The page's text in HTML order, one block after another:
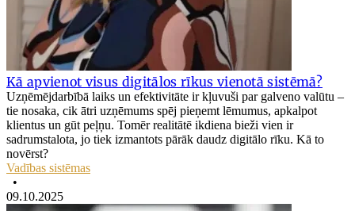
Kā apvienot visus digitālos rīkus vienotā sistēmā?
Uzņēmējdarbībā laiks un efektivitāte ir kļuvuši par galveno valūtu –
tie nosaka, cik ātri uzņēmums spēj pieņemt lēmumus, apkalpot
klientus un gūt peļņu. Tomēr realitātē ikdiena bieži vien ir
sadrumstalota, jo tiek izmantots pārāk daudz digitālo rīku. Kā to
novērst?
Vadības sistēmas
•
09.10.2025